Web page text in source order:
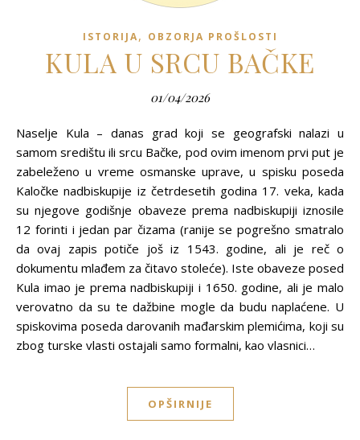
ISTORIJA, OBZORJA PROŠLOSTI
KULA U SRCU BAČKE
01/04/2026
Naselje Kula – danas grad koji se geografski nalazi u
samom središtu ili srcu Bačke, pod ovim imenom prvi put je
zabeleženo u vreme osmanske uprave, u spisku poseda
Kaločke nadbiskupije iz četrdesetih godina 17. veka, kada
su njegove godišnje obaveze prema nadbiskupiji iznosile
12 forinti i jedan par čizama (ranije se pogrešno smatralo
da ovaj zapis potiče još iz 1543. godine, ali je reč o
dokumentu mlađem za čitavo stoleće). Iste obaveze posed
Kula imao je prema nadbiskupiji i 1650. godine, ali je malo
verovatno da su te dažbine mogle da budu naplaćene. U
spiskovima poseda darovanih mađarskim plemićima, koji su
zbog turske vlasti ostajali samo formalni, kao vlasnici…
OPŠIRNIJE